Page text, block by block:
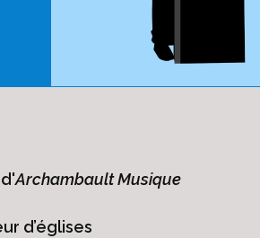
Archambault Musique
d’églises